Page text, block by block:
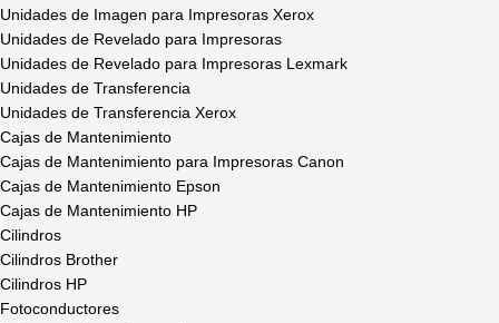
Unidades de Imagen para Impresoras Xerox
Unidades de Revelado para Impresoras
Unidades de Revelado para Impresoras Lexmark
Unidades de Transferencia
Unidades de Transferencia Xerox
Cajas de Mantenimiento
Cajas de Mantenimiento para Impresoras Canon
Cajas de Mantenimiento Epson
Cajas de Mantenimiento HP
Cilindros
Cilindros Brother
Cilindros HP
Fotoconductores